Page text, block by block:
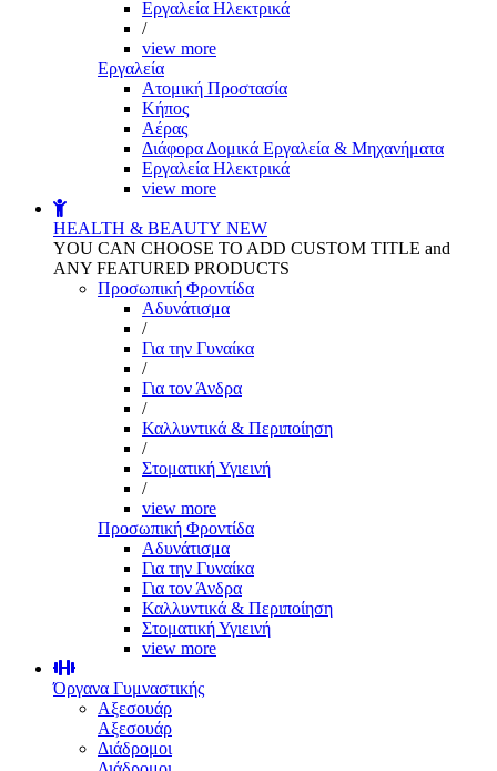
Εργαλεία Ηλεκτρικά
/
view more
Εργαλεία
Aτομική Προστασία
Kήπος
Αέρας
Διάφορα Δομικά Εργαλεία & Μηχανήματα
Εργαλεία Ηλεκτρικά
view more
HEALTH & BEAUTY NEW
YOU CAN CHOOSE TO ADD CUSTOM TITLE and
ANY FEATURED PRODUCTS
Προσωπική Φροντίδα
Αδυνάτισμα
/
Για την Γυναίκα
/
Για τον Άνδρα
/
Καλλυντικά & Περιποίηση
/
Στοματική Υγιεινή
/
view more
Προσωπική Φροντίδα
Αδυνάτισμα
Για την Γυναίκα
Για τον Άνδρα
Καλλυντικά & Περιποίηση
Στοματική Υγιεινή
view more
Όργανα Γυμναστικής
Αξεσουάρ
Αξεσουάρ
Διάδρομοι